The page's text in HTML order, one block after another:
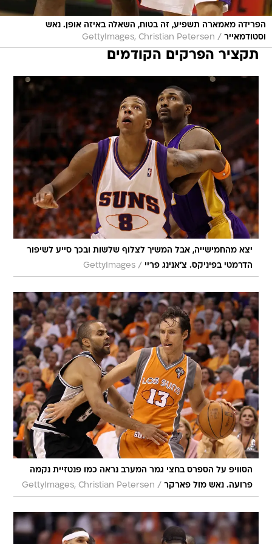
הפרידה מאמארה תשפיע, זה בטוח, השאלה באיזה אופן. נאש
וסטודמאייר /
GettyImages, Christian Petersen
תקציר הפרקים הקודמים
יצא מהחמישייה, אבל המשיך לצלוף שלשות ובכך סייע לשיפור
הדרמטי בפיניקס. צ'אנינג פריי /
GettyImages
הסוויפ על הספרס בחצי גמר המערב נראה כמו פנטזיית נקמה
פרועה. נאש מול פארקר /
GettyImages, Christian Petersen